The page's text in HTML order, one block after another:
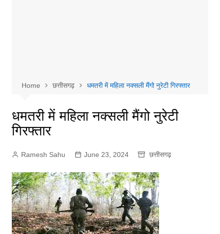
Home छत्तीसगढ़ धमतरी में महिला नक्सली मैंगो नुरेटी गिरफ्तार
धमतरी में महिला नक्सली मैंगो नुरेटी
गिरफ्तार
Ramesh Sahu June 23, 2024 छत्तीसगढ़